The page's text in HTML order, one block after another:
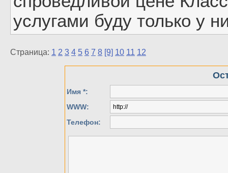
услугами буду только у
Страница: 1 2 3 4 5 6 7 8 [9] 10 11 12
Имя *:
WWW:
Телефон: